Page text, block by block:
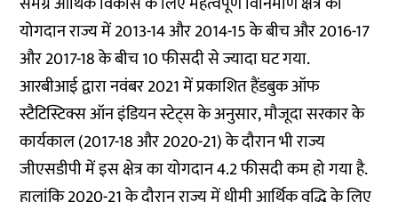
योगदान राज्य में 2013-14 और 2014-15 के बीच और 2016-17
और 2017-18 के बीच 10 फीसदी से ज्यादा घट गया.
आरबीआई द्वारा नवंबर 2021 में प्रकाशित हैंडबुक ऑफ
स्टैटिस्टिक्स ऑन इंडियन स्टेट्स के अनुसार, मौजूदा सरकार के
कार्यकाल (2017-18 और 2020-21) के दौरान भी राज्य
जीएसडीपी में इस क्षेत्र का योगदान 4.2 फीसदी कम हो गया है.